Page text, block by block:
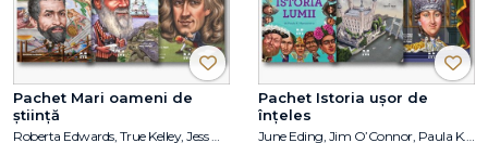
Pachet Mari oameni de
știință
Pachet Istoria ușor de
înțeles